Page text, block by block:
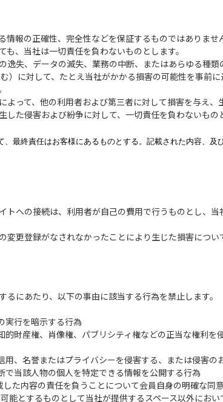
情報の正確性、完全性などを保証するものではありま
、当社は一切責任を負わないものとします。
逸失、データの滅失、業務の中断、またはあらゆる種類
）に対して、たとえ当社がかかる損害の可能性を事前
よって、他の利用者および第三者に対して損害を与え、
した侵害および紛争に対して、一切責任を負わないもの
最終責任はお客様にあるものとする。記載された内容、及
トへの接続は、利用者が自己の費用で行うものとし、当
変更登録がなされなかったことにより生じた損害につ
にあたり、以下の事由に該当する行為を禁止します。
実行を暗示する行為
的財産権、肖像権、パブリシティ権などの正当な権利
用、名誉またはプライバシーを侵害する、または侵害の
で当該人物の個人を特定できる情報を公開する行為
した内容の責任を負うことについて会員自身の明確な同
能とするものとして当社が提供するスペース以外にお